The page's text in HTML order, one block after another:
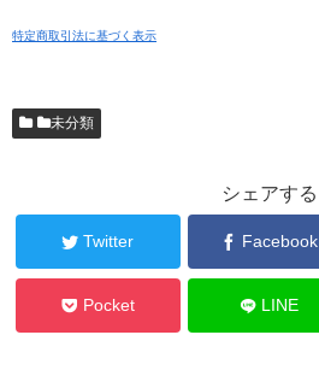
特定商取引法に基づく表示
未分類
シェアする
Twitter Facebook
Pocket LINE